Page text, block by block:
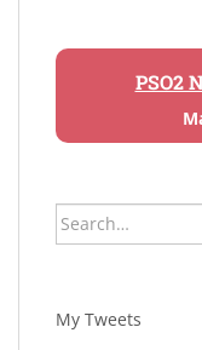
PSO2
Search
for:
My Tweets